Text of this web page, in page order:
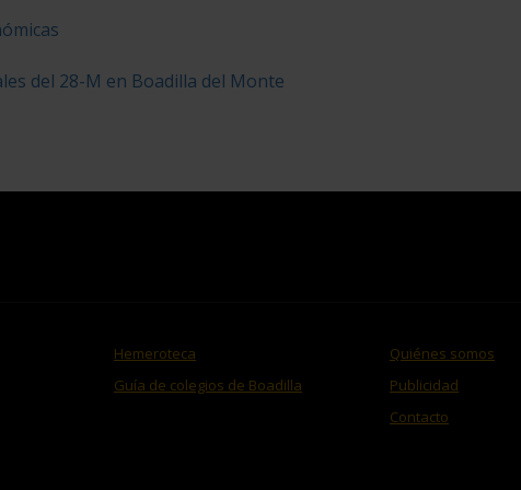
del 28-M en Boadilla del Monte
Hemeroteca
Guía de colegios de Boadilla
Quiénes somos
Publicidad
Contacto